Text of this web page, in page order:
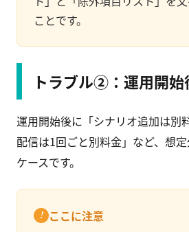
ことです。
トラブル②：運用開始
運用開始後に「シナリオ追加は別
配信は1回ごと別料金」など、想
ケースです。
ここに注意